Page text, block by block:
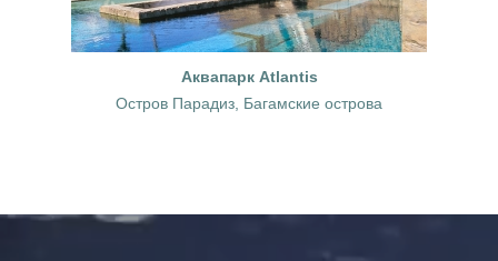
Аквапарк Atlantis
Остров Парадиз, Багамские острова